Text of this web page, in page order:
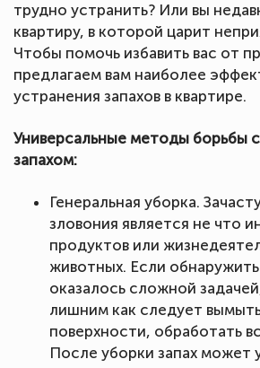
трудно устранить? Или вы
квартиру, в которой царит
Чтобы помочь избавить вас от
предлагаем вам наиболее
устранения запахов в квартире.
Универсальные методы борьбы
запахом:
Генеральная уборка.
зловония является не что
продуктов или
животных. Если
оказалось сложной
лишним как следует
поверхности, обработать
После уборки запах может